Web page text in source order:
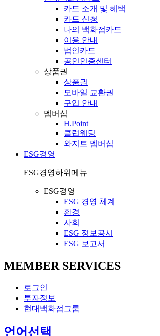
카드 소개 및 혜택
카드 신청
나의 백화점카드
이용 안내
법인카드
공인인증센터
상품권
상품권
모바일 교환권
구입 안내
멤버십
H.Point
클럽웨딩
와지트 멤버십
ESG경영
ESG경영하위메뉴
ESG경영
ESG 경영 체계
환경
사회
ESG 정보공시
ESG 보고서
MEMBER SERVICES
로그인
투자정보
현대백화점그룹
언어선택